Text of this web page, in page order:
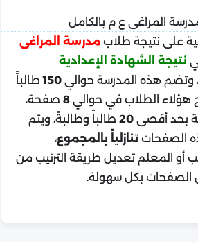
على نتيجة طلابمدرسة المراغى
نتيجة الشهادة الإعدادية
، وتضم هذه المدرسة حوالي150طالباً
هؤلاء الطلاب في حوالي8 صفحة،
بحد أقصى20 طالباً وطالبةً، ويتم
الصفحاتتنازلياً بالمجموع،
أو المعلم تعديل طريقة الترتيب من
الصفحات بكل سهولة.